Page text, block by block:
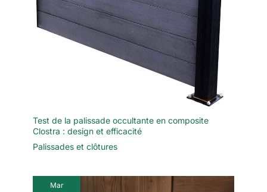
Test de la palissade occultante en composite
Clostra : design et efficacité
Palissades et clôtures
Mar